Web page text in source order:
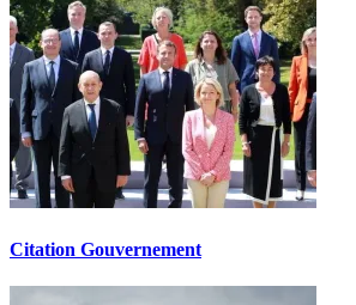
Citation Gouvernement